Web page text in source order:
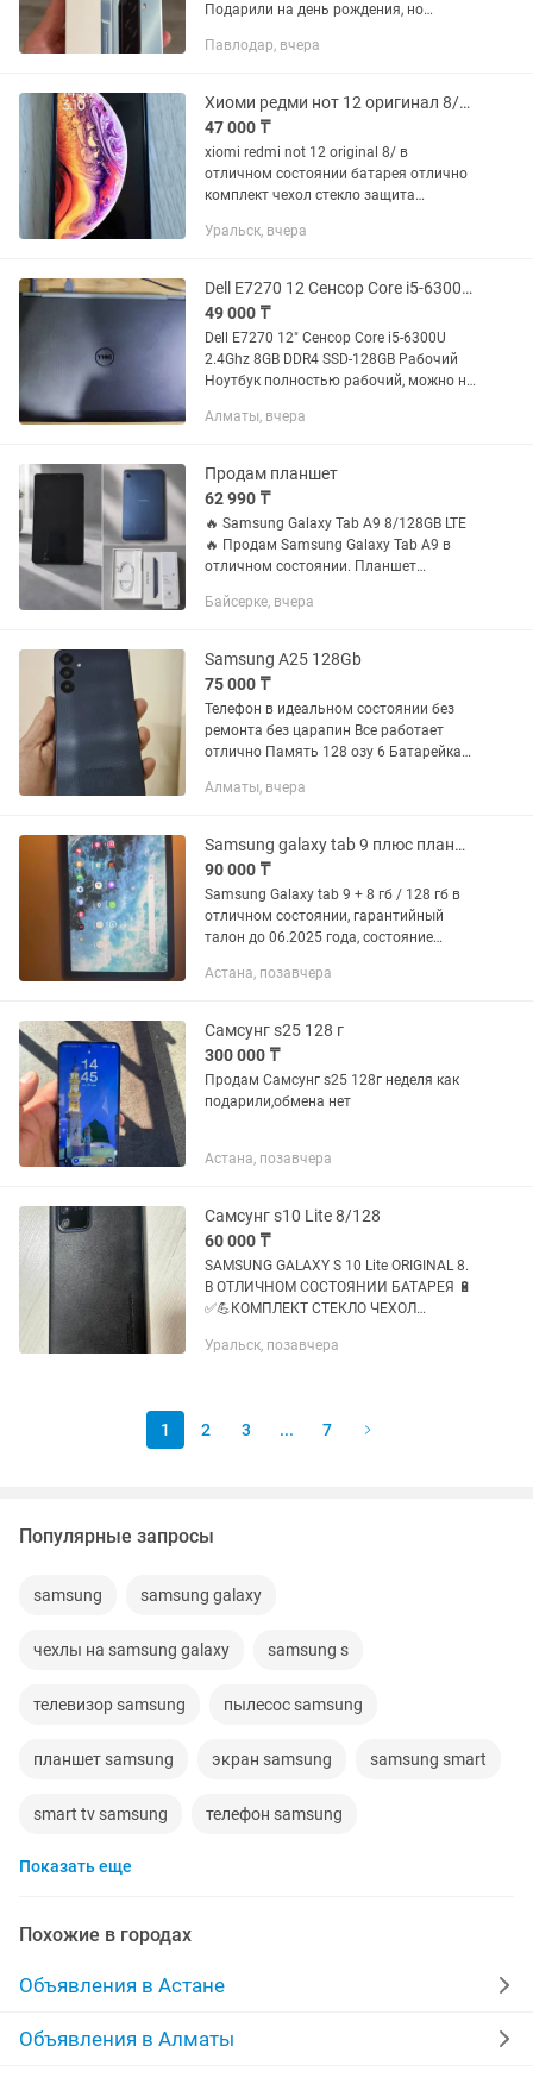
Подарили на день рождения, но
Павлодар, вчера
Хиоми редми нот 12 оригинал 8/128
47 000 ₸
xiomi redmi not 12 original 8/ в
отличном состоянии батарея отлично
комплект чехол стекло защита
доставка
Уральск, вчера
Dell E7270 12 Сенсор Core i5-6300U 2.4Ghz 8GB DDR4 SSD-128GB Рабочий
49 000 ₸
Dell E7270 12" Сенсор Core i5-6300U
2.4Ghz 8GB DDR4 SSD-128GB Рабочий
Ноутбук полностью рабочий, можно на
нюансы: !Под сенсором дисплей
Алматы, вчера
Продам планшет
62 990 ₸
🔥 Samsung Galaxy Tab A9 8/128GB LTE
🔥 Продам Samsung Galaxy Tab A9 в
отличном состоянии. Планшет
и повреждений. Царапин и сколов нет.
Байсерке, вчера
Samsung A25 128Gb
75 000 ₸
Телефон в идеальном состоянии без
ремонта без царапин Все работает
отлично Память 128 озу 6 Батарейка
Алматы, вчера
Samsung galaxy tab 9 плюс планшет
90 000 ₸
Samsung Galaxy tab 9 + 8 гб / 128 гб в
отличном состоянии, гарантийный
талон до 06.2025 года, состояние
Недавно покупала заряд долго держит
Астана, позавчера
Самсунг s25 128 г
300 000 ₸
Продам Самсунг s25 128г неделя как
подарили,обмена нет
Астана, позавчера
Самсунг s10 Lite 8/128
60 000 ₸
SAMSUNG GALAXY S 10 Lite ORIGINAL 8.
В ОТЛИЧНОМ СОСТОЯНИИ БАТАРЕЯ 🔋
✅💪КОМПЛЕКТ СТЕКЛО ЧЕХОЛ
ДОСТАВКА ГАРАНТИЯ
Уральск, позавчера
1 2 3 ... 7
Популярные запросы
samsung samsung galaxy
чехлы на samsung galaxy samsung s
телевизор samsung пылесос samsung
планшет samsung экран samsung samsung smart
smart tv samsung телефон samsung
холодильник samsung
samsung tab монитор samsung
samsung galaxy watch
Показать еще
Похожие в городах
Объявления в Астане
Объявления в Алматы